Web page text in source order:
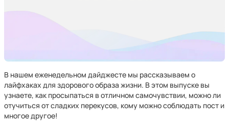
В нашем еженедельном дайджесте мы рассказываем о
лайфхаках для здорового образа жизни. В этом выпуске вы
узнаете, как просыпаться в отличном самочувствии, можно ли
отучиться от сладких перекусов, кому можно соблюдать пост и
многое другое!